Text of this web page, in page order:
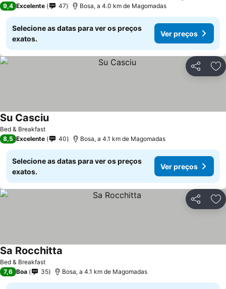
9,4 Excelente 47 Bosa, a 4.0 km de Magomadas
Selecione as datas para ver os preços
exatos.
Ver preços
Partilhar
Bed & Breakfast
Su Casciu
8,5 Excelente 40 Bosa, a 4.1 km de Magomadas
Selecione as datas para ver os preços
exatos.
Ver preços
Partilhar
Bed & Breakfast
Sa Rocchitta
7,6 Boa 35 Bosa, a 4.1 km de Magomadas